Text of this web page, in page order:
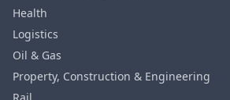
Health
Logistics
Oil & Gas
Property, Construction & Engineering